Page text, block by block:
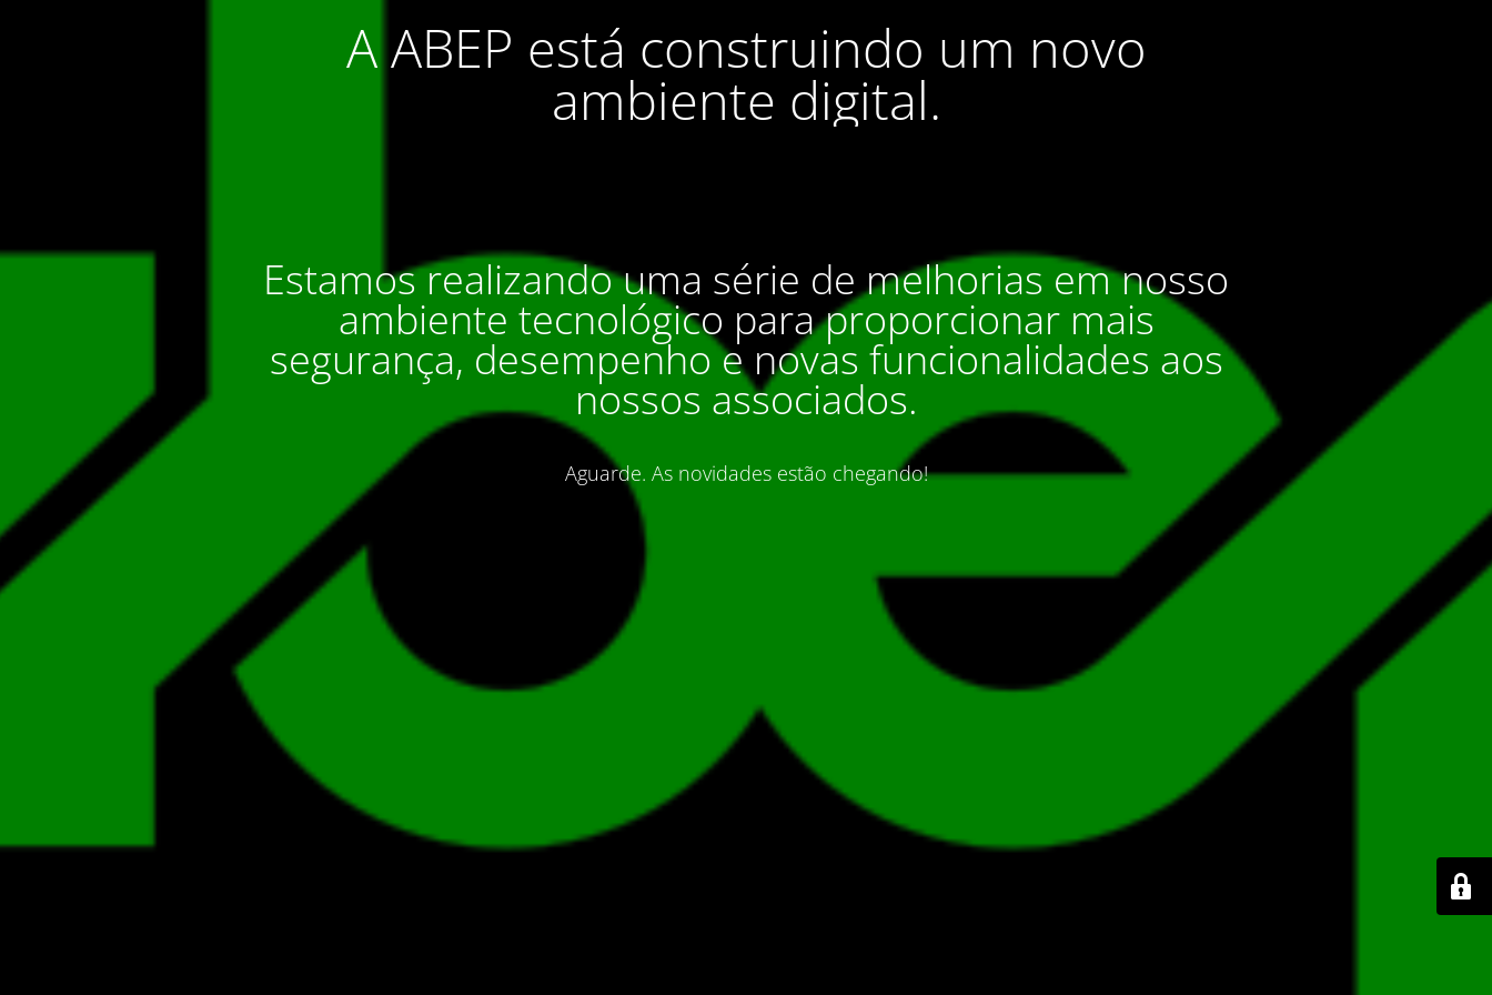
A ABEP está construindo um novo
ambiente digital.
Estamos realizando uma série de melhorias em nosso
ambiente tecnológico para proporcionar mais
segurança, desempenho e novas funcionalidades aos
nossos associados.
Aguarde. As novidades estão chegando!